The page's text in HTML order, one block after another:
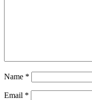
Name *
Email *